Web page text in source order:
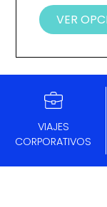
VER
VIAJES
CORPORATIVOS